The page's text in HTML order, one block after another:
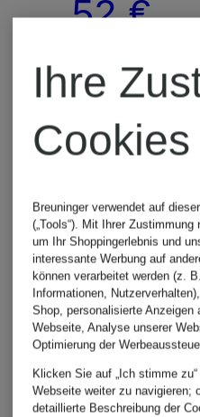
52 €
(1.040 €
Ihre
Cookies
Breuninger verwendet auf
(„Tools“). Mit Ihrer
um Ihr Shoppingerlebnis und
interessante Werbung auf
können verarbeitet werden (z.
Informationen,
Shop, personalisierte
Webseite, Analyse unserer
Optimierung der
Klicken Sie auf „Ich stimme
Webseite weiter zu navigieren;
detaillierte Beschreibung der